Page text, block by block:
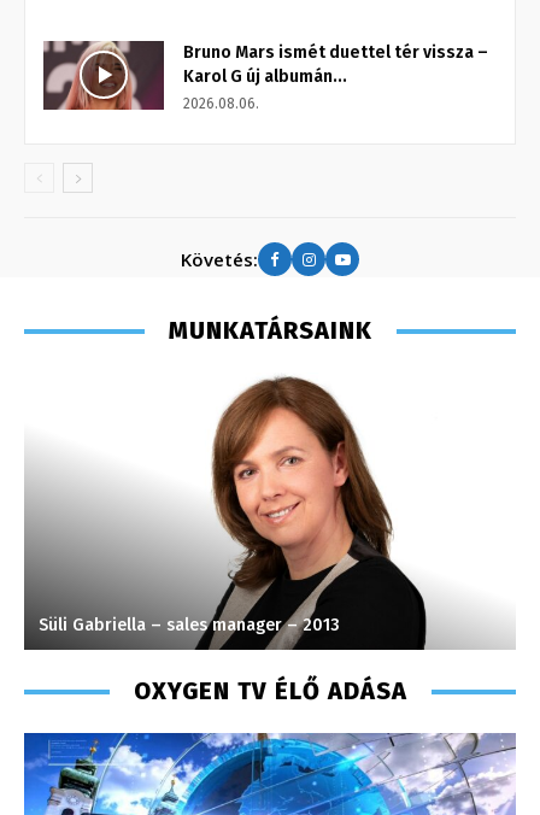
Bruno Mars ismét duettel tér vissza –
Karol G új albumán...
2026.08.06.
Követés:
MUNKATÁRSAINK
Molek Csongor – műsorvezető – 2020
OXYGEN TV ÉLŐ ADÁSA